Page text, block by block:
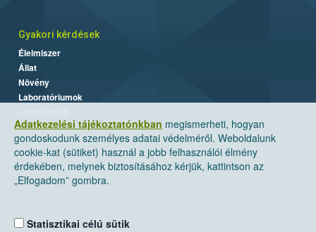
Adatkezelési tájékoztatónkban megismerheti, hogyan
gondoskodunk személyes adatai védelméről. Weboldalunk
cookie-kat (sütiket) használ a jobb felhasználói élmény
érdekében, melynek biztosításához kérjük, kattintson az
„Elfogadom” gombra.
Statisztikai célú sütik
Gyakori kérdések
Élelmiszer
Állat
Növény
Laboratóriumok